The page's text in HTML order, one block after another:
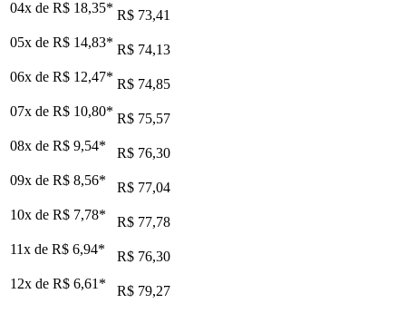
04x de R$ 18,35* R$ 73,41
05x de R$ 14,83* R$ 74,13
06x de R$ 12,47* R$ 74,85
07x de R$ 10,80* R$ 75,57
08x de R$ 9,54*
R$ 76,30
09x de R$ 8,56*
R$ 77,04
10x de R$ 7,78*
R$ 77,78
11x de R$ 6,94*
R$ 76,30
12x de R$ 6,61* R$ 79,27